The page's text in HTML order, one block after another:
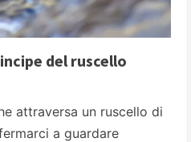
del ruscello
attraversa un ruscello di
a guardare